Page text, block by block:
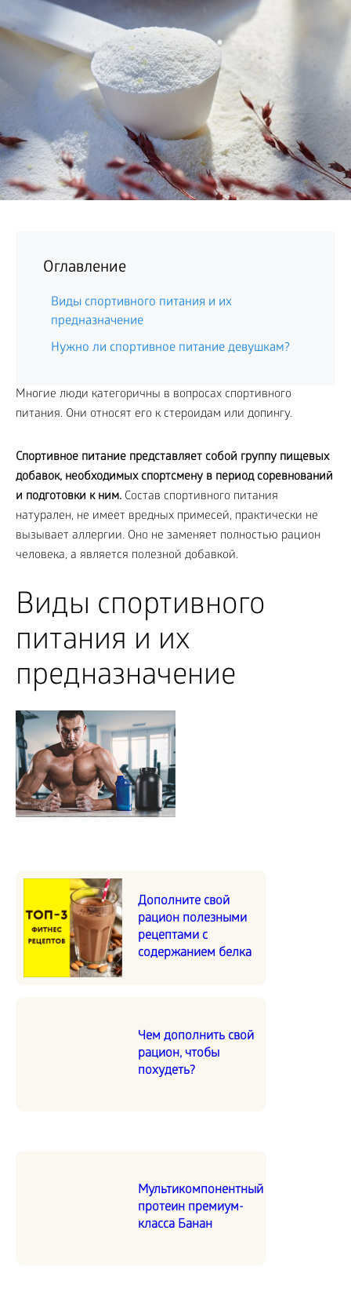
Оглавление
Виды спортивного питания и их
предназначение
Нужно ли спортивное питание девушкам?
Многие люди категоричны в вопросах спортивного
питания. Они относят его к стероидам или допингу.
Спортивное питание представляет собой группу пищевых
добавок, необходимых спортсмену в период соревнований
и подготовки к ним. Состав спортивного питания
натурален, не имеет вредных примесей, практически не
вызывает аллергии. Оно не заменяет полностью рацион
человека, а является полезной добавкой.
Виды спортивного
питания и их
предназначение
Дополните свой
рацион полезными
рецептами с
содержанием белка
Чем дополнить свой
рацион, чтобы
похудеть?
Мультикомпонентный
протеин премиум-
класса Банан